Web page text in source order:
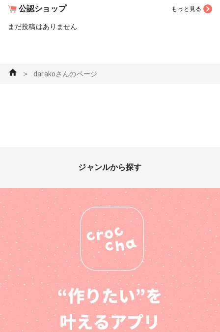
公認ショップ もっと見る
まだ投稿はありません
＞ darakoさんのページ
ジャンルから探す